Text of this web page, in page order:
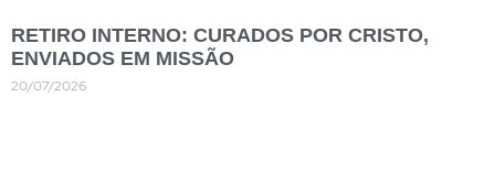
RETIRO INTERNO: CURADOS POR CRISTO,
ENVIADOS EM MISSÃO
20/07/2026